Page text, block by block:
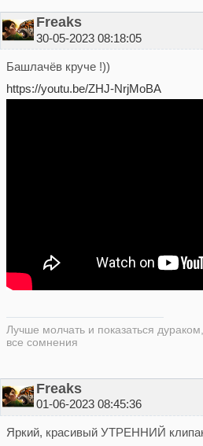
Freaks
30-05-2023 08:18:05
Башлачёв круче !))
https://youtu.be/ZHJ-NrjMoBA
Лучше молчать и показаться
все сомнения
Freaks
01-06-2023 08:45:36
Яркий, красивый УТРЕННИЙ